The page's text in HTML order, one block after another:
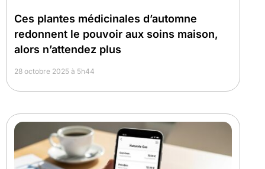
Ces plantes médicinales d’automne
redonnent le pouvoir aux soins maison,
alors n’attendez plus
28 octobre 2025 à 5h44